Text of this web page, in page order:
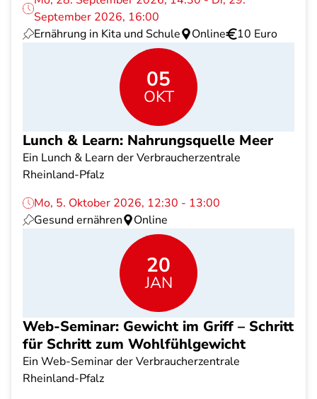
September 2026, 16:00
Ernährung in Kita und Schule
Online 10 Euro
05
OKT
Lunch & Learn: Nahrungsquelle Meer
Ein Lunch & Learn der Verbraucherzentrale
Rheinland-Pfalz
Mo, 5. Oktober 2026, 12:30 - 13:00
Gesund ernähren
Online
20
JAN
Web-Seminar: Gewicht im Griff – Schritt
für Schritt zum Wohlfühlgewicht
Ein Web-Seminar der Verbraucherzentrale
Rheinland-Pfalz